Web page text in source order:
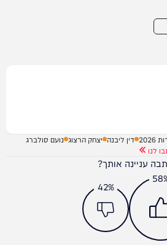
דין ליבנה יצחק הרצוג נועם סולברג
לנו
עניינה אותך?
42%